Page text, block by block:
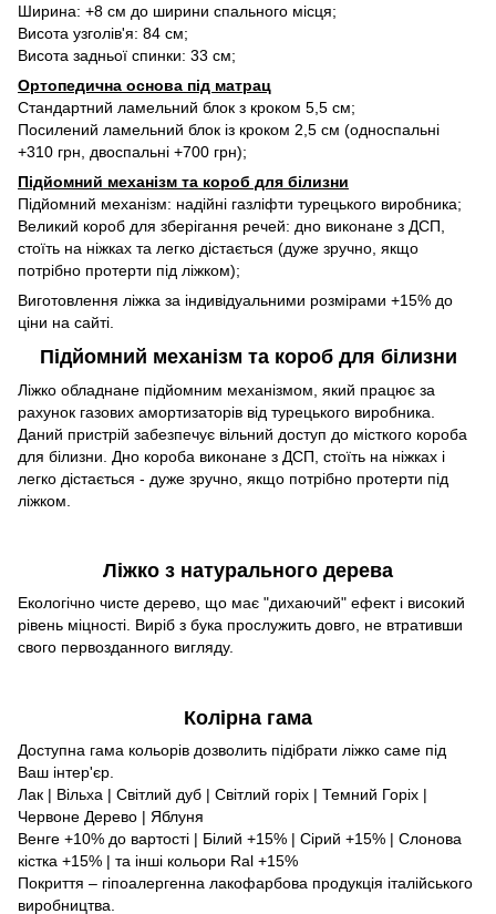
Ширина: +8 см до ширини спального місця;
Висота узголів'я: 84 см;
Висота задньої спинки: 33 см;
Ортопедична основа під матрац
Стандартний ламельний блок з кроком 5,5 см;
Посилений ламельний блок із кроком 2,5 см (односпальні
+310 грн, двоспальні +700 грн);
Підйомний механізм та короб для білизни
Підйомний механізм: надійні газліфти турецького виробника;
Великий короб для зберігання речей: дно виконане з ДСП,
стоїть на ніжках та легко дістається (дуже зручно, якщо
потрібно протерти під ліжком);
Виготовлення ліжка за індивідуальними розмірами +15% до
ціни на сайті.
Підйомний механізм та короб для білизни
Ліжко обладнане підйомним механізмом, який працює за
рахунок газових амортизаторів від турецького виробника.
Даний пристрій забезпечує вільний доступ до місткого короба
для білизни. Дно короба виконане з ДСП, стоїть на ніжках і
легко дістається - дуже зручно, якщо потрібно протерти під
ліжком.
Ліжко з натурального дерева
Екологічно чисте дерево, що має "дихаючий" ефект і високий
рівень міцності. Виріб з бука прослужить довго, не втративши
свого первозданного вигляду.
Колірна гама
Доступна гама кольорів дозволить підібрати ліжко саме під
Ваш інтер'єр.
Лак | Вільха | Світлий дуб | Світлий горіх | Темний Горіх |
Червоне Дерево | Яблуня
Венге +10% до вартості | Білий +15% | Сірий +15% | Слонова
кістка +15% | та інші кольори Ral +15%
Покриття – гіпоалергенна лакофарбова продукція італійського
виробництва.